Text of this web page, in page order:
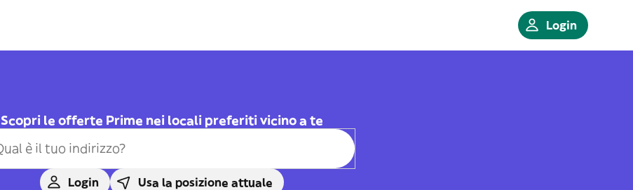
Login
Scopri le offerte Prime nei locali preferiti vicino a te
Login Usa la posizione attuale